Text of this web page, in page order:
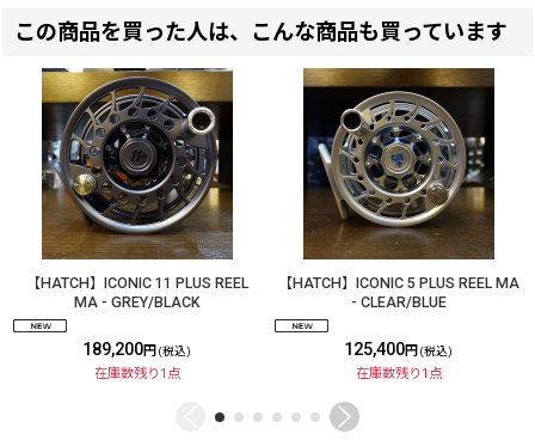
この商品を買った人は、こんな商品も買っています
【HATCH】ICONIC 11 PLUS REEL
MA - GREY/BLACK
189,200円 (税込)
在庫数残り1点
【HATCH】ICONIC 5 PLUS REEL MA
- CLEAR/BLUE
125,400円 (税込)
在庫数残り1点